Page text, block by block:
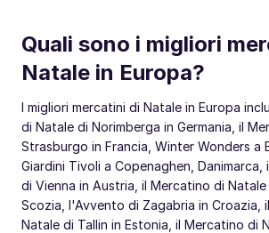
Quali sono i migliori
Natale in Europa?
I migliori mercatini di Natale in Europa
di Natale di Norimberga in Germania, il
Strasburgo in Francia, Winter Wonders a
Giardini Tivoli a Copenaghen,
di Vienna in Austria, il Mercatino di
Scozia, l'Avvento di Zagabria in Croazia,
Natale di Tallin in Estonia, il Mercatino di